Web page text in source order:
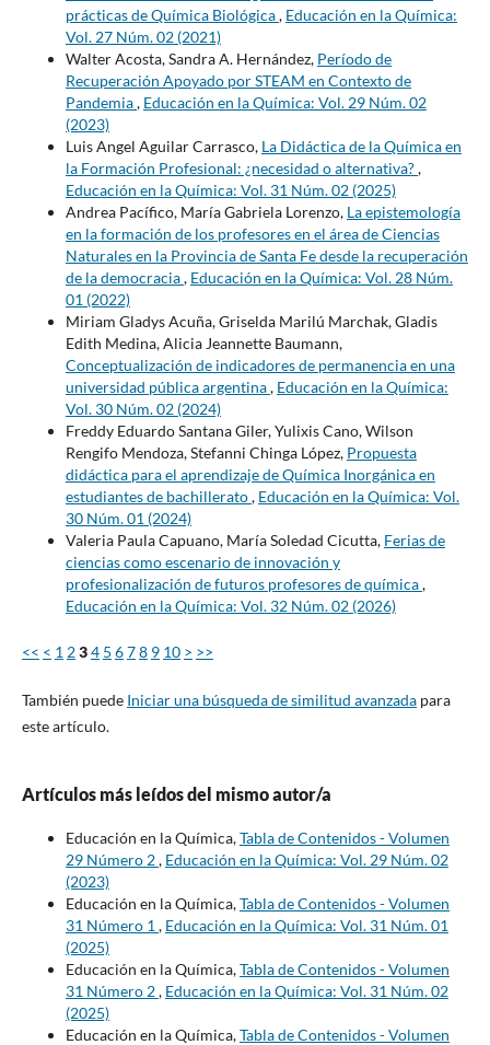
prácticas de Química Biológica, Educación en la Química:
Vol. 27 Núm. 02 (2021)
Walter Acosta, Sandra A. Hernández, Período de
Recuperación Apoyado por STEAM en Contexto de
Pandemia, Educación en la Química: Vol. 29 Núm. 02
(2023)
Luis Angel Aguilar Carrasco, La Didáctica de la Química en
la Formación Profesional: ¿necesidad o alternativa?,
Educación en la Química: Vol. 31 Núm. 02 (2025)
Andrea Pacífico, María Gabriela Lorenzo, La epistemología
en la formación de los profesores en el área de Ciencias
Naturales en la Provincia de Santa Fe desde la recuperación
de la democracia, Educación en la Química: Vol. 28 Núm.
01 (2022)
Miriam Gladys Acuña, Griselda Marilú Marchak, Gladis
Edith Medina, Alicia Jeannette Baumann,
Conceptualización de indicadores de permanencia en una
universidad pública argentina, Educación en la Química:
Vol. 30 Núm. 02 (2024)
Freddy Eduardo Santana Giler, Yulixis Cano, Wilson
Rengifo Mendoza, Stefanni Chinga López, Propuesta
didáctica para el aprendizaje de Química Inorgánica en
estudiantes de bachillerato, Educación en la Química: Vol.
30 Núm. 01 (2024)
Valeria Paula Capuano, María Soledad Cicutta, Ferias de
ciencias como escenario de innovación y
profesionalización de futuros profesores de química,
Educación en la Química: Vol. 32 Núm. 02 (2026)
<< < 1 234 5 678 9 10 > >>
También puede Iniciar una búsqueda de similitud avanzadapara
este artículo.
Artículos más leídos del mismo autor/a
Educación en la Química,Tabla de Contenidos - Volumen
29 Número 2, Educación en la Química: Vol. 29 Núm. 02
(2023)
Educación en la Química,Tabla de Contenidos - Volumen
31 Número 1 , Educación en la Química: Vol. 31 Núm. 01
(2025)
Educación en la Química,Tabla de Contenidos - Volumen
31 Número 2, Educación en la Química: Vol. 31 Núm. 02
(2025)
Educación en la Química,Tabla de Contenidos - Volumen